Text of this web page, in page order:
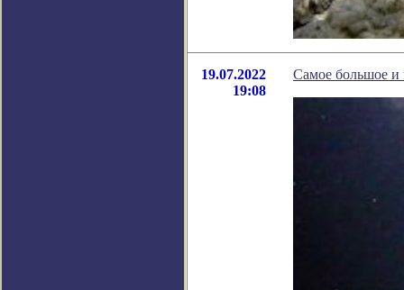
19.07.2022
19:08
Самое большое и